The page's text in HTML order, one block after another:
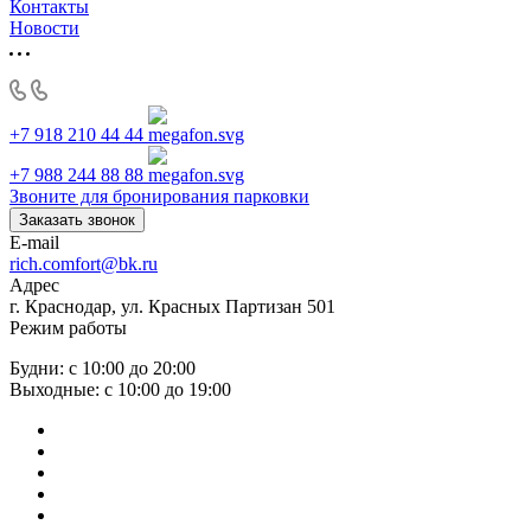
Контакты
Новости
+7 918 210 44 44
+7 988 244 88 88
Звоните для бронирования парковки
Заказать звонок
E-mail
rich.comfort@bk.ru
Адрес
г. Краснодар, ул. Красных Партизан 501
Режим работы
Будни: с 10:00 до 20:00
Выходные: с 10:00 до 19:00